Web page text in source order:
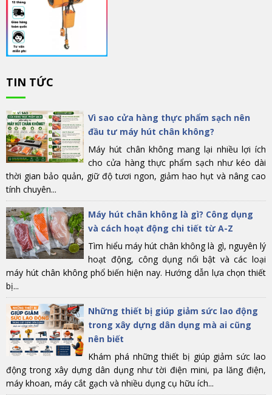
TIN TỨC
Vì sao cửa hàng thực phẩm sạch nên
đầu tư máy hút chân không?
Máy hút chân không mang lại nhiều lợi ích
cho cửa hàng thực phẩm sạch như kéo dài
thời gian bảo quản, giữ độ tươi ngon, giảm hao hụt và nâng cao
tính chuyên...
Máy hút chân không là gì? Công dụng
và cách hoạt động chi tiết từ A-Z
Tìm hiểu máy hút chân không là gì, nguyên lý
hoạt động, công dụng nổi bật và các loại
máy hút chân không phổ biến hiện nay. Hướng dẫn lựa chọn thiết
bị...
Những thiết bị giúp giảm sức lao động
trong xây dựng dân dụng mà ai cũng
nên biết
Khám phá những thiết bị giúp giảm sức lao
động trong xây dựng dân dụng như tời điện mini, pa lăng điện,
máy khoan, máy cắt gạch và nhiều dụng cụ hữu ích...